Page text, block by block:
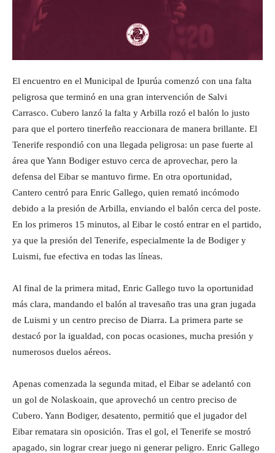
El encuentro en el Municipal de Ipurúa comenzó con una falta
peligrosa que terminó en una gran intervención de Salvi
Carrasco. Cubero lanzó la falta y Arbilla rozó el balón lo justo
para que el portero tinerfeño reaccionara de manera brillante. El
Tenerife respondió con una llegada peligrosa: un pase fuerte al
área que Yann Bodiger estuvo cerca de aprovechar, pero la
defensa del Eibar se mantuvo firme. En otra oportunidad,
Cantero centró para Enric Gallego, quien remató incómodo
debido a la presión de Arbilla, enviando el balón cerca del poste.
En los primeros 15 minutos, al Eibar le costó entrar en el partido,
ya que la presión del Tenerife, especialmente la de Bodiger y
Luismi, fue efectiva en todas las líneas.
Al final de la primera mitad, Enric Gallego tuvo la oportunidad
más clara, mandando el balón al travesaño tras una gran jugada
de Luismi y un centro preciso de Diarra. La primera parte se
destacó por la igualdad, con pocas ocasiones, mucha presión y
numerosos duelos aéreos.
Apenas comenzada la segunda mitad, el Eibar se adelantó con
un gol de Nolaskoain, que aprovechó un centro preciso de
Cubero. Yann Bodiger, desatento, permitió que el jugador del
Eibar rematara sin oposición. Tras el gol, el Tenerife se mostró
apagado, sin lograr crear juego ni generar peligro. Enric Gallego